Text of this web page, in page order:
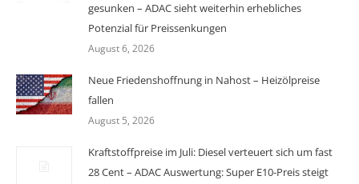
gesunken – ADAC sieht weiterhin erhebliches
Potenzial für Preissenkungen
August 6, 2026
Neue Friedenshoffnung in Nahost – Heizölpreise
fallen
August 5, 2026
Kraftstoffpreise im Juli: Diesel verteuert sich um fast
28 Cent – ADAC Auswertung: Super E10-Preis steigt